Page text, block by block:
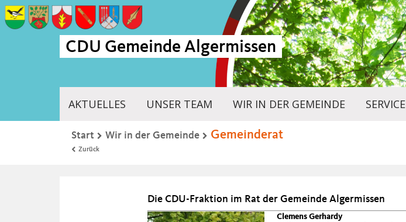
AKTUELLES UNSER TEAM WIR IN DER GEMEINDE SERVICE
CDU Gemeinde Algermissen
Zurück
Start Wir in der Gemeinde Gemeinderat
Die CDU-Fraktion im Rat der Gemeinde Algermissen
Clemens Gerhardy